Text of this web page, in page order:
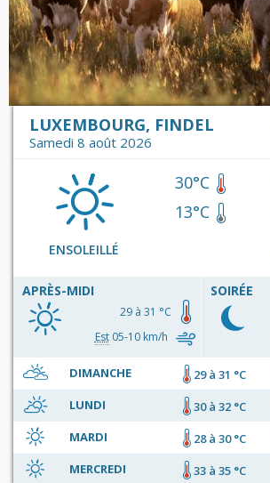
LUXEMBOURG, FINDEL
Samedi 8 août 2026
ENSOLEILLÉ
30°C
13°C
APRÈS-MIDI
29 à 31 °C
Est05-10 km/h
SOIRÉE
DIMANCHE 29 à 31 °C
LUNDI
30 à 32 °C
MARDI
28 à 30 °C
MERCREDI
33 à 35 °C